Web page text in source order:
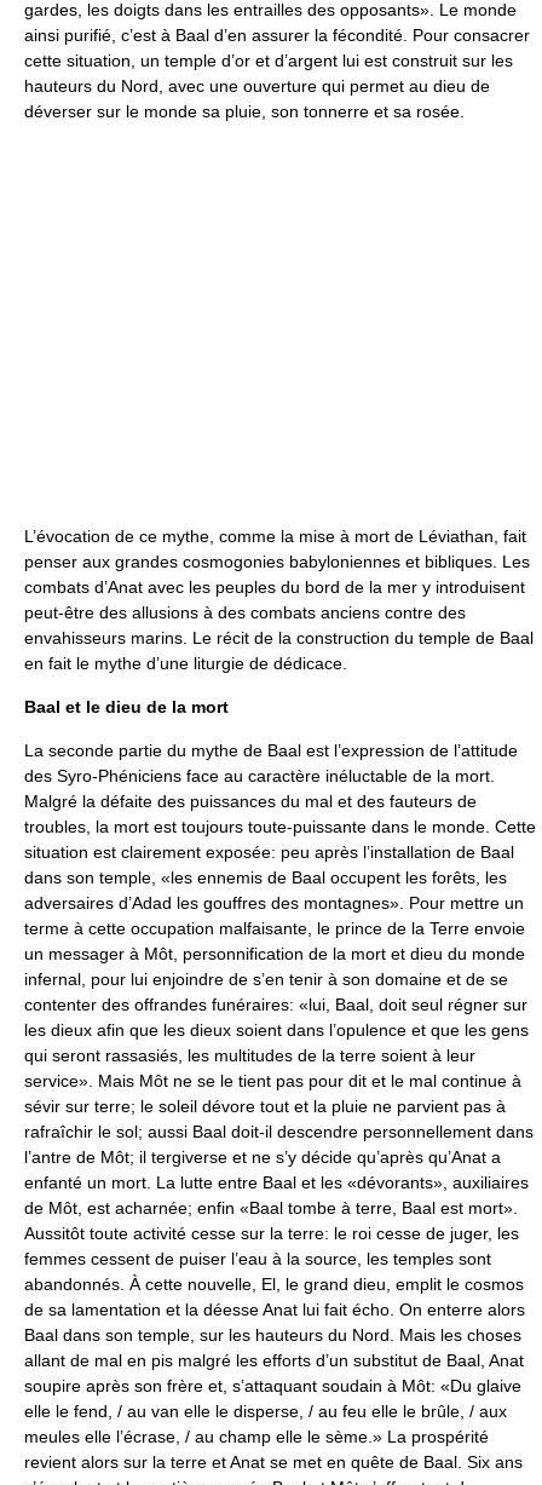
gardes, les doigts dans les entrailles des opposants». Le monde
ainsi purifié, c’est à Baal d’en assurer la fécondité. Pour consacrer
cette situation, un temple d’or et d’argent lui est construit sur les
hauteurs du Nord, avec une ouverture qui permet au dieu de
déverser sur le monde sa pluie, son tonnerre et sa rosée.
L’évocation de ce mythe, comme la mise à mort de Léviathan, fait
penser aux grandes cosmogonies babyloniennes et bibliques. Les
combats d’Anat avec les peuples du bord de la mer y introduisent
peut-être des allusions à des combats anciens contre des
envahisseurs marins. Le récit de la construction du temple de Baal
en fait le mythe d’une liturgie de dédicace.
Baal et le dieu de la mort
La seconde partie du mythe de Baal est l’expression de l’attitude
des Syro-Phéniciens face au caractère inéluctable de la mort.
Malgré la défaite des puissances du mal et des fauteurs de
troubles, la mort est toujours toute-puissante dans le monde. Cette
situation est clairement exposée: peu après l’installation de Baal
dans son temple, «les ennemis de Baal occupent les forêts, les
adversaires d’Adad les gouffres des montagnes». Pour mettre un
terme à cette occupation malfaisante, le prince de la Terre envoie
un messager à Môt, personnification de la mort et dieu du monde
infernal, pour lui enjoindre de s’en tenir à son domaine et de se
contenter des offrandes funéraires: «lui, Baal, doit seul régner sur
les dieux afin que les dieux soient dans l’opulence et que les gens
qui seront rassasiés, les multitudes de la terre soient à leur
service». Mais Môt ne se le tient pas pour dit et le mal continue à
sévir sur terre; le soleil dévore tout et la pluie ne parvient pas à
rafraîchir le sol; aussi Baal doit-il descendre personnellement dans
l’antre de Môt; il tergiverse et ne s’y décide qu’après qu’Anat a
enfanté un mort. La lutte entre Baal et les «dévorants», auxiliaires
de Môt, est acharnée; enfin «Baal tombe à terre, Baal est mort».
Aussitôt toute activité cesse sur la terre: le roi cesse de juger, les
femmes cessent de puiser l’eau à la source, les temples sont
abandonnés. À cette nouvelle, El, le grand dieu, emplit le cosmos
de sa lamentation et la déesse Anat lui fait écho. On enterre alors
Baal dans son temple, sur les hauteurs du Nord. Mais les choses
allant de mal en pis malgré les efforts d’un substitut de Baal, Anat
soupire après son frère et, s’attaquant soudain à Môt: «Du glaive
elle le fend, / au van elle le disperse, / au feu elle le brûle, / aux
meules elle l’écrase, / au champ elle le sème.» La prospérité
revient alors sur la terre et Anat se met en quête de Baal. Six ans